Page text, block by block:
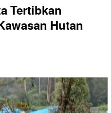
Tertibkan
Hutan